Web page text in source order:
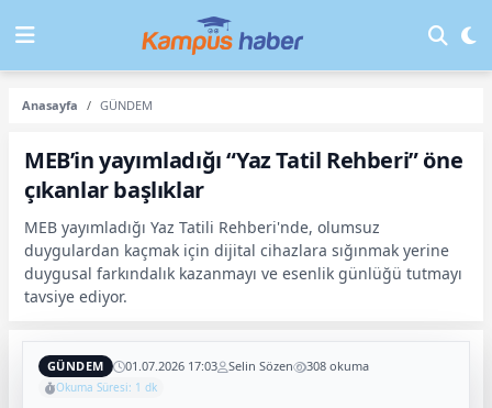
Anasayfa GÜNDEM
MEB’in yayımladığı “Yaz Tatil Rehberi” öne
çıkanlar başlıklar
MEB yayımladığı Yaz Tatili Rehberi'nde, olumsuz
duygulardan kaçmak için dijital cihazlara sığınmak yerine
duygusal farkındalık kazanmayı ve esenlik günlüğü tutmayı
tavsiye ediyor.
GÜNDEM 01.07.2026 17:03 Selin Sözen 308 okuma
Okuma Süresi: 1 dk